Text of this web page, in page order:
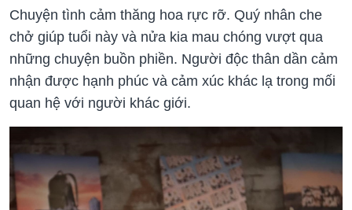
Chuyện tình cảm thăng hoa rực rỡ. Quý nhân che
chở giúp tuổi này và nửa kia mau chóng vượt qua
những chuyện buồn phiền. Người độc thân dần cảm
nhận được hạnh phúc và cảm xúc khác lạ trong mối
quan hệ với người khác giới.